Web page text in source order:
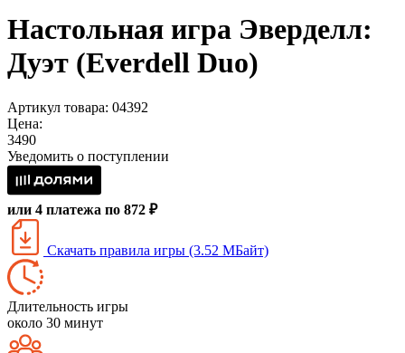
Настольная игра Эверделл:
Дуэт (Everdell Duo)
Артикул товара: 04392
Цена:
3490
Уведомить о поступлении
или 4 платежа по 872 ₽
Скачать правила игры (3.52 МБайт)
Длительность игры
около 30 минут